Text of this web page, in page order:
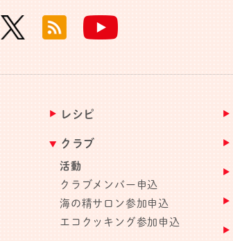
レシピ
クラブ
活動
クラブメンバー申込
海の精サロン参加申込
エコクッキング参加申込